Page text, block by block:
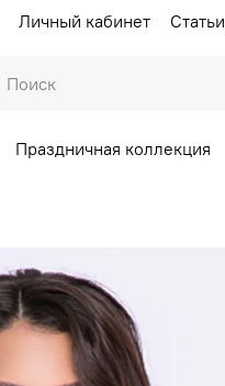
Личный кабинет Статьи
Праздничная коллекция